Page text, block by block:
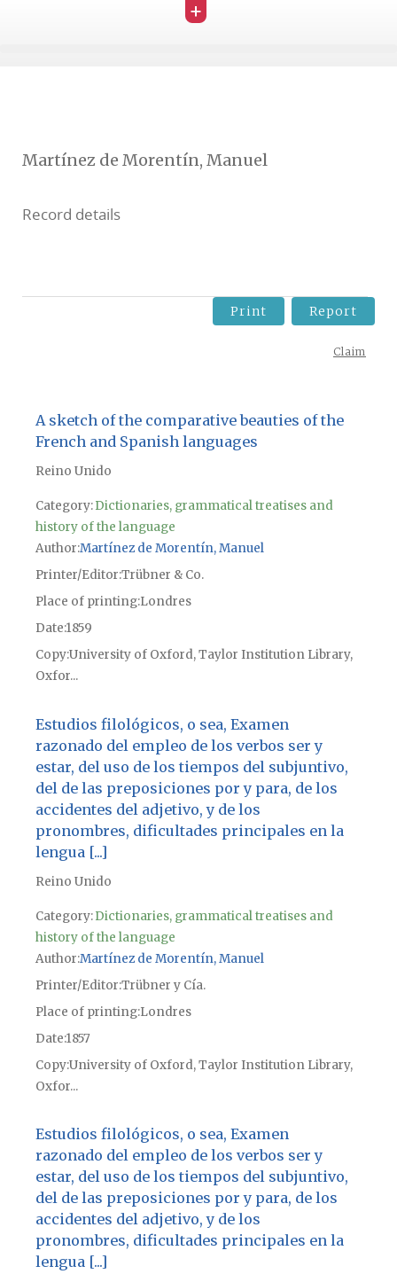
+
Martínez de Morentín, Manuel
Record details
Print Report
Claim
A sketch of the comparative beauties of the
French and Spanish languages
Reino Unido
Category:Dictionaries, grammatical treatises and
history of the language
Author Martínez de Morentín, Manuel
Printer/Editor Trübner & Co.
Place of printingLondres
Date1859
CopyUniversity of Oxford, Taylor Institution Library,
Oxfor...
Estudios filológicos, o sea, Examen
razonado del empleo de los verbos ser y
estar, del uso de los tiempos del subjuntivo,
del de las preposiciones por y para, de los
accidentes del adjetivo, y de los
pronombres, dificultades principales en la
lengua [...]
Reino Unido
Category:Dictionaries, grammatical treatises and
history of the language
Author Martínez de Morentín, Manuel
Printer/Editor Trübner y Cía.
Place of printingLondres
Date1857
CopyUniversity of Oxford, Taylor Institution Library,
Oxfor...
Estudios filológicos, o sea, Examen
razonado del empleo de los verbos ser y
estar, del uso de los tiempos del subjuntivo,
del de las preposiciones por y para, de los
accidentes del adjetivo, y de los
pronombres, dificultades principales en la
lengua [...]